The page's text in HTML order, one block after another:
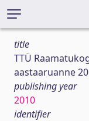
title
TTÜ
aastaaruanne
publishing year
2010
identifier